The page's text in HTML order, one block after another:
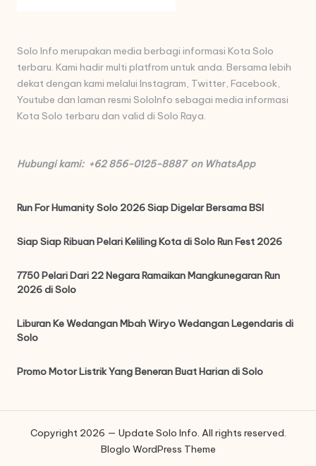
Solo Info merupakan media berbagi informasi Kota Solo
terbaru. Kami hadir multi platfrom untuk anda. Bersama lebih
dekat dengan kami melalui Instagram, Twitter, Facebook,
Youtube dan laman resmi SoloInfo sebagai media informasi
Kota Solo terbaru dan valid di Solo Raya.
Hubungi kami: +62 856-0125-8887 on WhatsApp
Run For Humanity Solo 2026 Siap Digelar Bersama BSI
Siap Siap Ribuan Pelari Keliling Kota di Solo Run Fest 2026
7750 Pelari Dari 22 Negara Ramaikan Mangkunegaran Run
2026 di Solo
Liburan Ke Wedangan Mbah Wiryo Wedangan Legendaris di
Solo
Promo Motor Listrik Yang Beneran Buat Harian di Solo
Copyright 2026 — Update Solo Info. All rights reserved.
Bloglo WordPress Theme